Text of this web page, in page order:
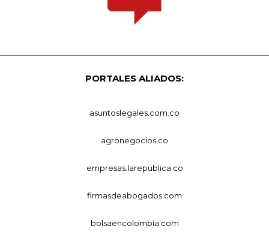
PORTALES ALIADOS:
asuntoslegales.com.co
agronegocios.co
empresas.larepublica.co
firmasdeabogados.com
bolsaencolombia.com